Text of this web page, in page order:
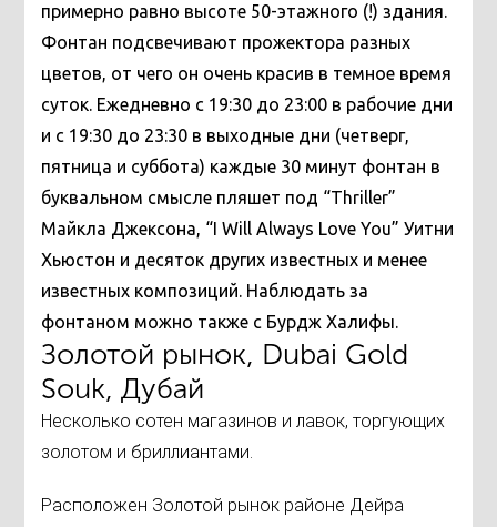
примерно равно высоте 50-этажного (!) здания.
Фонтан подсвечивают прожектора разных
цветов, от чего он очень красив в темное время
суток. Ежедневно с 19:30 до 23:00 в рабочие дни
и с 19:30 до 23:30 в выходные дни (четверг,
пятница и суббота) каждые 30 минут фонтан в
буквальном смысле пляшет под “Thriller”
Майкла Джексона, “I Will Always Love You” Уитни
Хьюстон и десяток других известных и менее
известных композиций. Наблюдать за
фонтаном можно также с Бурдж Халифы.
Золотой рынок, Dubai Gold
Souk, Дубай
Несколько сотен магазинов и лавок, торгующих
золотом и бриллиантами.
Расположен Золотой рынок районе Дейра